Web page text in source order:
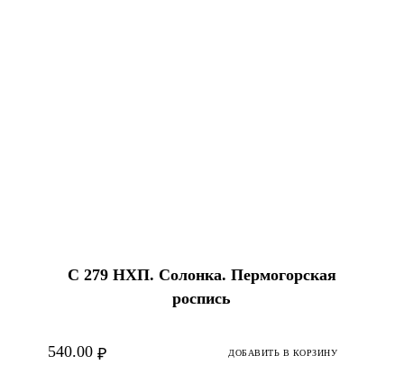
С 279 НХП. Солонка. Пермогорская
роспись
₽
540.00 ДОБАВИТЬ В КОРЗИНУ